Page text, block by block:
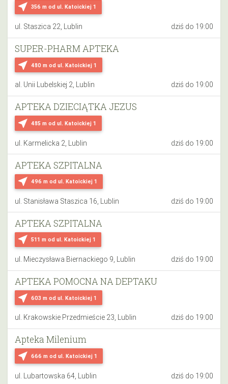
near_me 356 m od ul. Katoickiej 1
ul. Staszica 22, Lublin dziś do 19:00
near_me 480 m od ul. Katoickiej 1
SUPER-PHARM APTEKA
al. Unii Lubelskiej 2, Lublin dziś do 19:00
near_me 485 m od ul. Katoickiej 1
APTEKA DZIECIĄTKA JEZUS
ul. Karmelicka 2, Lublin dziś do 19:00
near_me 496 m od ul. Katoickiej 1
APTEKA SZPITALNA
ul. Stanisława Staszica 16, Lublin dziś do 19:00
near_me 511 m od ul. Katoickiej 1
APTEKA SZPITALNA
ul. Mieczysława Biernackiego 9, Lublin dziś do 19:00
near_me 603 m od ul. Katoickiej 1
APTEKA POMOCNA NA DEPTAKU
ul. Krakowskie Przedmieście 23, Lublin dziś do 19:00
near_me 666 m od ul. Katoickiej 1
Apteka Milenium
ul. Lubartowska 64, Lublin dziś do 19:00